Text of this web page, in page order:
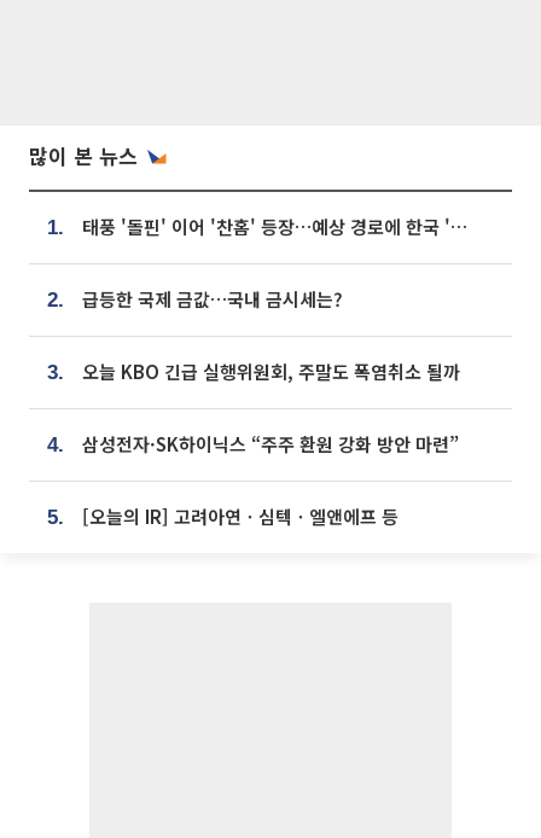
많이 본 뉴스
1. 태풍 '돌핀' 이어 '찬홈' 등장…예상 경로에 한국 '한숨'
2. 급등한 국제 금값…국내 금시세는?
3. 오늘 KBO 긴급 실행위원회, 주말도 폭염취소 될까
4. 삼성전자·SK하이닉스 “주주 환원 강화 방안 마련”
5. [오늘의 IR] 고려아연ㆍ심텍ㆍ엘앤에프 등